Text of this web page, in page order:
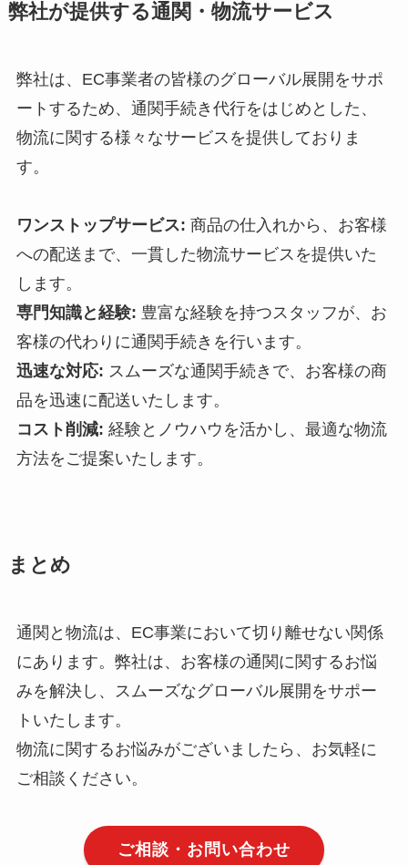
弊社が提供する通関・物流サービス
弊社は、EC事業者の皆様のグローバル展開をサポ
ートするため、通関手続き代行をはじめとした、
物流に関する様々なサービスを提供しておりま
す。
ワンストップサービス: 商品の仕入れから、お客様
への配送まで、一貫した物流サービスを提供いた
します。
専門知識と経験: 豊富な経験を持つスタッフが、お
客様の代わりに通関手続きを行います。
迅速な対応: スムーズな通関手続きで、お客様の商
品を迅速に配送いたします。
コスト削減: 経験とノウハウを活かし、最適な物流
方法をご提案いたします。
まとめ
通関と物流は、EC事業において切り離せない関係
にあります。弊社は、お客様の通関に関するお悩
みを解決し、スムーズなグローバル展開をサポー
トいたします。
物流に関するお悩みがございましたら、お気軽に
ご相談ください。
ご相談・お問い合わせ